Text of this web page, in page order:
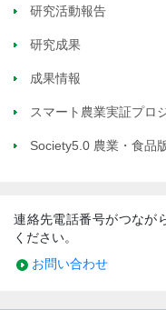
研究活動報告
研究成果
成果情報
スマート農業実証プロ
Society5.0 農業・食品
連絡先電話番号がつなが
ください。
お問い合わせ